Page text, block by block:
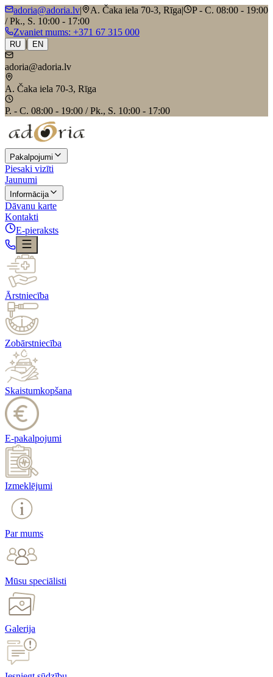
adoria@adoria.lv| A. Čaka iela 70-3, Rīga|
P - C. 08:00 - 19:00
/ Pk., S. 10:00 - 17:00
Zvaniet mums: +371 67 315 000
RU | EN
adoria@adoria.lv
A. Čaka iela 70-3, Rīga
P. - C. 08:00 - 19:00 / Pk., S. 10:00 - 17:00
Pakalpojumi
Piesaki vizīti
Jaunumi
Informācija
Dāvanu karte
Kontakti
E-pieraksts
Ārstniecība
Zobārstniecība
Skaistumkopšana
E-pakalpojumi
Izmeklējumi
Par mums
Mūsu speciālisti
Galerija